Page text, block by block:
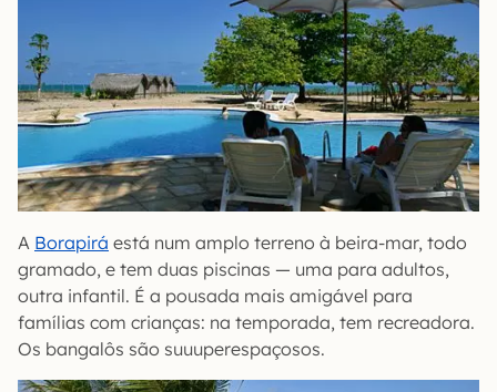
A Borapirá está num amplo terreno à beira-mar, todo
gramado, e tem duas piscinas — uma para adultos,
outra infantil. É a pousada mais amigável para
famílias com crianças: na temporada, tem recreadora.
Os bangalôs são suuuperespaçosos.